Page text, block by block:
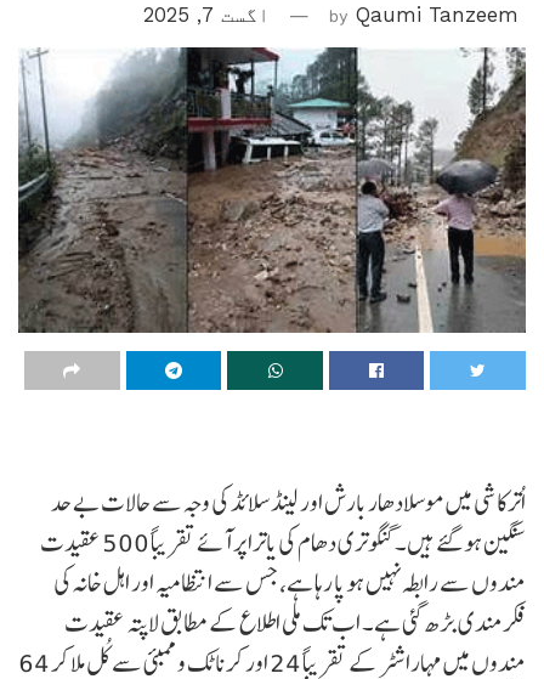
by Qaumi Tanzeem اگست 7, 2025
اُترکاشی میں موسلادھار بارش اور لینڈ سلائڈ کی وجہ سے حالات بے حد
سنگین ہو گئے ہیں۔ گنگوتری دھام کی یاترا پر آئے تقریباً 500 عقیدت
مندوں سے رابطہ نہیں ہو پا رہا ہے، جس سے انتظامیہ اور اہل خانہ کی
فکرمندی بڑھ گئی ہے۔ اب تک ملی اطلاع کے مطابق لاپتہ عقیدت
مندوں میں مہاراشٹر کے تقریباً 24 اور کرناٹک و ممبئی سے کُل ملا کر 64